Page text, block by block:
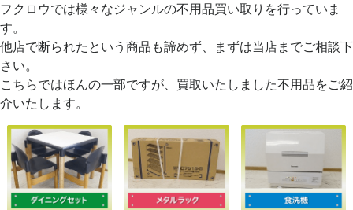
フクロウでは様々なジャンルの不用品買い取りを行っていま
す。
他店で断られたという商品も諦めず、まずは当店までご相談下
さい。
こちらではほんの一部ですが、買取いたしました不用品をご紹
介いたします。